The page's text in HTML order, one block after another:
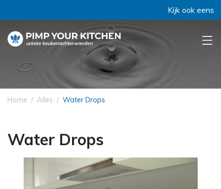
Kijk ook eens
Home Alles Water Drops
Water Drops